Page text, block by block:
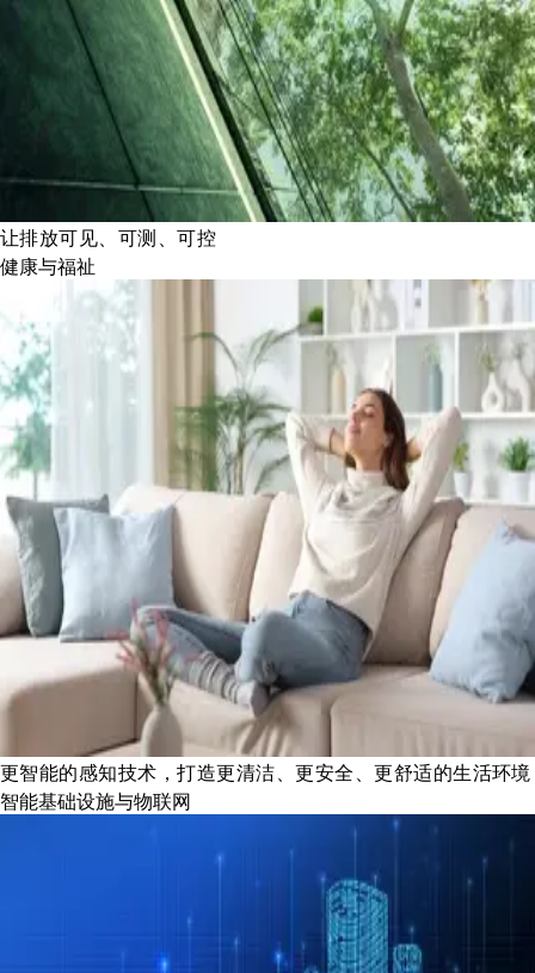
让排放可见、可测、可控
健康与福祉
更智能的感知技术，打造更清洁、更安全、更舒适的生活环境
智能基础设施与物联网